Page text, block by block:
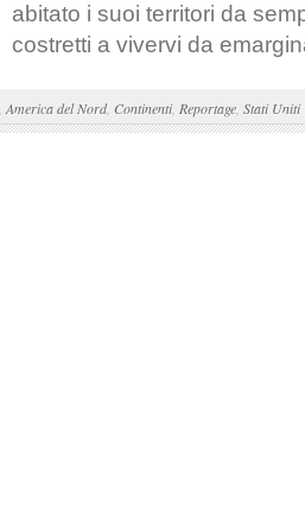
abitato i suoi territori da
costretti a vivervi da
America del Nord, Continenti, Reportage Stati Uniti